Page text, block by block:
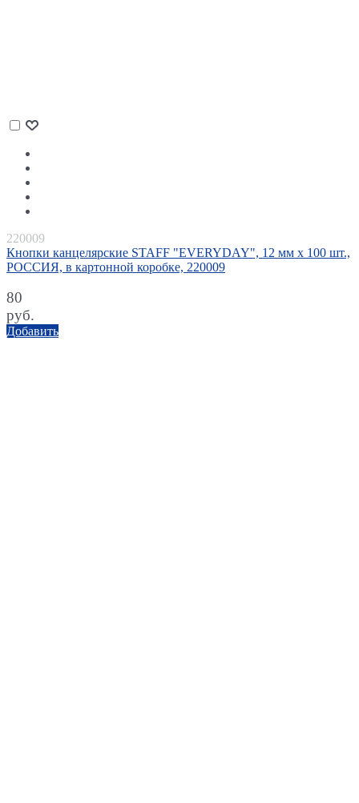
220009
Кнопки канцелярские STAFF "EVERYDAY", 12 мм х 100 шт.,
РОССИЯ, в картонной коробке, 220009
80
руб.
Добавить